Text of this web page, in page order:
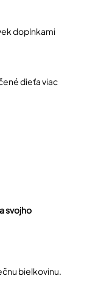
doplnkami
dieťa viac
svojho
bielkovinu.